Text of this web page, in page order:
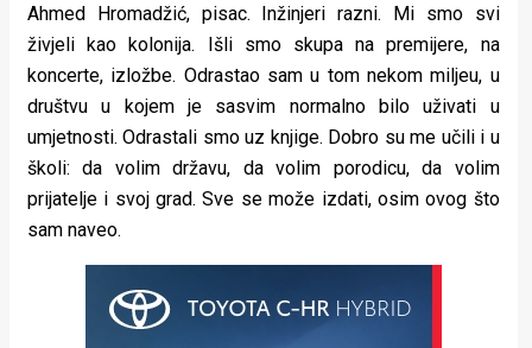
Ahmed Hromadžić, pisac. Inžinjeri razni. Mi smo svi
živjeli kao kolonija. Išli smo skupa na premijere, na
koncerte, izložbe. Odrastao sam u tom nekom miljeu, u
društvu u kojem je sasvim normalno bilo uživati u
umjetnosti. Odrastali smo uz knjige. Dobro su me učili i u
školi: da volim državu, da volim porodicu, da volim
prijatelje i svoj grad. Sve se može izdati, osim ovog što
sam naveo.